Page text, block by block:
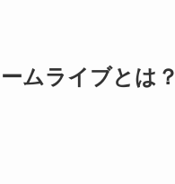
ムライブとは？